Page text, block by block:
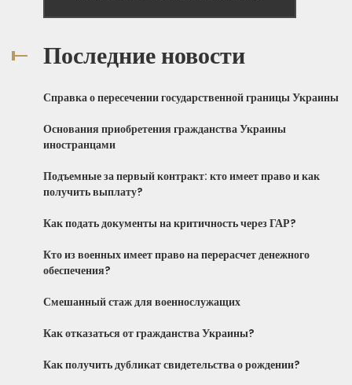
Последние новости
Справка о пересечении государственной границы Украины
Основания приобретения гражданства Украины
иностранцами
Подъемные за первый контракт: кто имеет право и как
получить выплату?
Как подать документы на критичность через ГАР?
Кто из военных имеет право на перерасчет денежного
обеспечения?
Смешанный стаж для военнослужащих
Как отказаться от гражданства Украины?
Как получить дубликат свидетельства о рождении?